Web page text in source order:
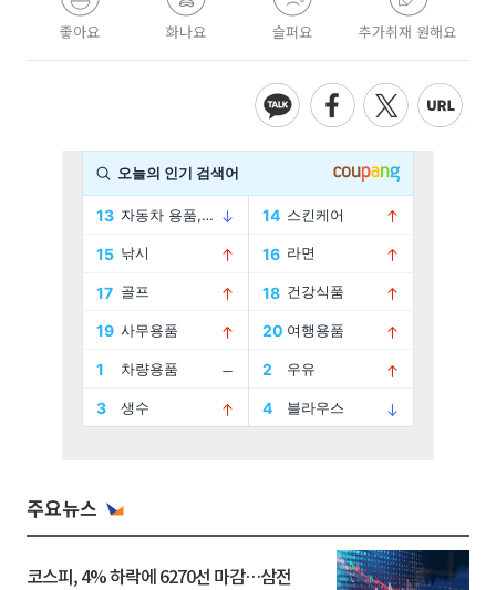
좋아요 화나요 슬퍼요 추가취재 원해요
주요뉴스
코스피, 4% 하락에 6270선 마감…삼전